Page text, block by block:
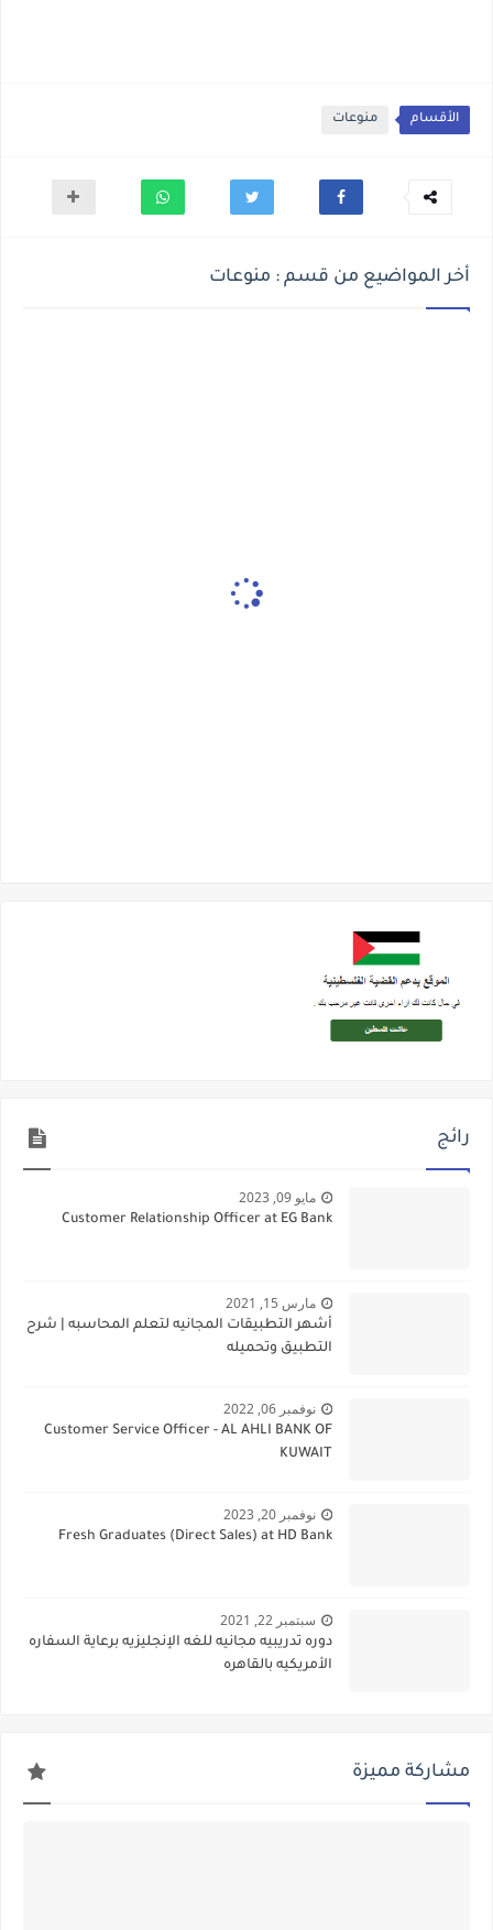
الأقسام منوعات
أخر المواضيع من قسم : منوعات
رائج
مايو 09, 2023
Customer Relationship Officer at EG Bank
مارس 15, 2021
أشهر التطبيقات المجانيه لتعلم المحاسبه | شرح
التطبيق وتحميله
نوفمبر 06, 2022
Customer Service Officer - AL AHLI BANK OF
KUWAIT
نوفمبر 20, 2023
Fresh Graduates (Direct Sales) at HD Bank
سبتمبر 22, 2021
دوره تدريبيه مجانيه للغه الإنجليزيه برعاية السفاره
الأمريكيه بالقاهره
مشاركة مميزة